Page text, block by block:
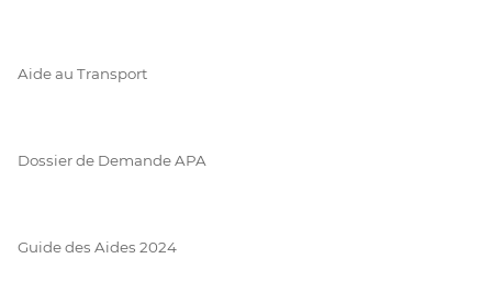
Aide au Transport
Dossier de Demande APA
Guide des Aides 2024